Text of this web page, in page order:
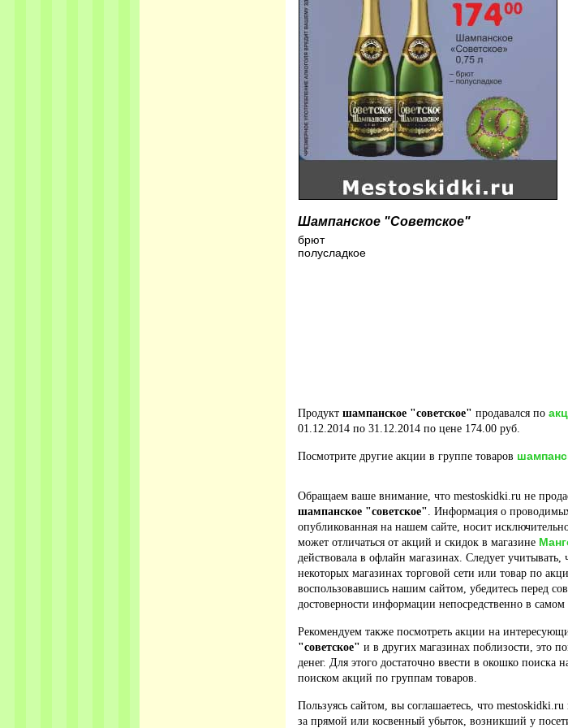
Шампанское "Советское"
брют
полусладкое
Продукт шампанское "советское" продавался по
01.12.2014 по 31.12.2014 по цене 174.00 руб.
Посмотрите другие акции в группе товаров
Обращаем ваше внимание, что mestoskidki.ru не
шампанское "советское". Информация о
опубликованная на нашем сайте, носит
может отличаться от акций и скидок в магазине
действовала в офлайн магазинах. Следует учитывать,
некоторых магазинах торговой сети или товар по
воспользовавшись нашим сайтом, убедитесь перед
достоверности информации непосредственно в самом
Рекомендуем также посмотреть акции на
"советское" и в других магазинах поблизости, это
денег. Для этого достаточно ввести в окошко поиска
поиском акций по группам товаров.
Пользуясь сайтом, вы соглашаетесь, что mestoskidki.ru
за прямой или косвенный убыток, возникший у